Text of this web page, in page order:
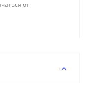
от